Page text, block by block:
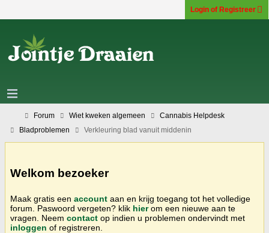
Login of Registreer
Forum Wiet kweken algemeen
Cannabis Helpdesk
Bladproblemen
Verkleuring blad vanuit middenin
Welkom bezoeker
Maak gratis een account aan en krijg toegang tot het volledige
forum. Paswoord vergeten? klik hierom een nieuwe aan te
vragen. Neem contact op indien u problemen ondervindt met
inloggen of registreren.